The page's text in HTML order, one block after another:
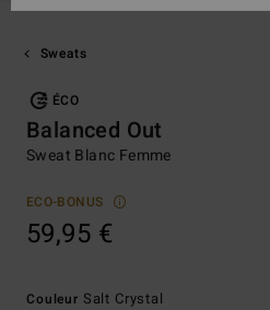
Sweats
ÉCO
Balanced Out
Sweat Blanc Femme
ECO-BONUS
59,95 €
Couleur Salt Crystal